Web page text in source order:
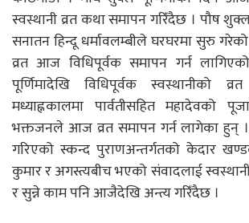
स्वस्थानी व्रत कथा समापन गरिँदैछ । पौष
सनातन हिन्दू धर्मावलम्बीले घरघरमा सुरु
व्रत आज विधिपूर्वक समापन गर्न
पूर्णिमादेखि विधिपूर्वक स्वस्थानीको
मध्याह्नकालमा पार्वतीसहित महादेवको
भक्तजनले आज व्रत समापन गर्न लागेका हुन्
गरिएको स्कन्द पुराणअन्तर्गतको केदार
कुमार र अगस्त्यबीच भएको संवादलाई
र सुन्ने काम पनि आजैदेखि अन्त्य गरिँदैछ ।